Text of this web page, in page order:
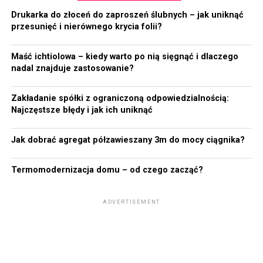
Funkcje szalunków ściennych
Szalunki ścienne są elementem każdej budowy i nie da
się bez nich konstruować budynków. To one nadają im
całkowitego stężenia. Im lepiej wykonane szalunki, tym
solidniej wykonany budynek. Bez szalunków ściennych
Szalunki ścienne mogą być ocynkowane lub tworzone z
wykorzystaniem aluminium, a każdy z wcześniej
wymienionych powinien być mocny i wytrzymywać duży
szalunki ścienne produkowane są w taki sposób, by
Drukarka do złoceń do zaproszeń ślubnych – jak uniknąć
przesunięć i nierównego krycia folii?
Maść ichtiolowa – kiedy warto po nią sięgnąć i dlaczego
nadal znajduje zastosowanie?
Zakładanie spółki z ograniczoną odpowiedzialnością:
Najczęstsze błędy i jak ich uniknąć
Jak dobrać agregat półzawieszany 3m do mocy ciągnika?
Termomodernizacja domu – od czego zacząć?
ADVERTISEMENT